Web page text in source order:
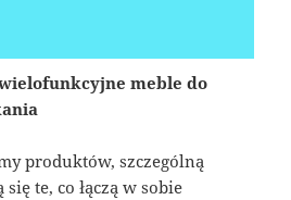
meble do
produktów, szczególną
te, co łączą w sobie